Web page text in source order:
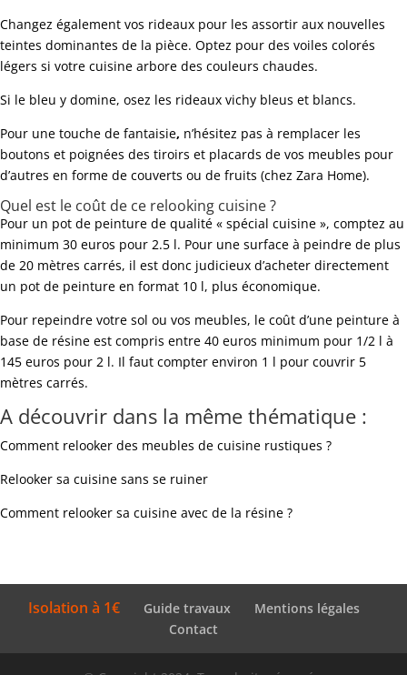
Changez également vos rideaux pour les assortir aux nouvelles
teintes dominantes de la pièce. Optez pour des voiles colorés
légers si votre cuisine arbore des couleurs chaudes.
Si le bleu y domine, osez les rideaux vichy bleus et blancs.
Pour une touche de fantaisie, n’hésitez pas à remplacer les
boutons et poignées des tiroirs et placards de vos meubles pour
d’autres en forme de couverts ou de fruits (chez Zara Home).
Quel est le coût de ce relooking cuisine ?
Pour un pot de peinture de qualité « spécial cuisine », comptez au
minimum 30 euros pour 2.5 l. Pour une surface à peindre de plus
de 20 mètres carrés, il est donc judicieux d’acheter directement
un pot de peinture en format 10 l, plus économique.
Pour repeindre votre sol ou vos meubles, le coût d’une peinture à
base de résine est compris entre 40 euros minimum pour 1/2 l à
145 euros pour 2 l. Il faut compter environ 1 l pour couvrir 5
mètres carrés.
A découvrir dans la même thématique :
Comment relooker des meubles de cuisine rustiques ?
Relooker sa cuisine sans se ruiner
Comment relooker sa cuisine avec de la résine ?
Isolation à 1€ Guide travaux
Mentions légales
Contact